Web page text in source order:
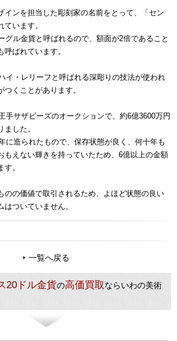
インを担当した彫刻家の名前をとって、「セン
ています。
グル金貨と呼ばれるので、額面が2倍であること
ばれています。
イ・レリーフと呼ばれる深彫りの技法が使われ
くことがあります。
手サザビーズのオークションで、約6億3600万円
した。
に造られたもので、保存状態が良く、何十年も
もえない輝きを持っていたため、6億以上の金額
。
のの価値で取引されるため、よほど状態の良い
ついていません。
一覧へ戻る
20ドル金貨の高価買取ならいわの美術